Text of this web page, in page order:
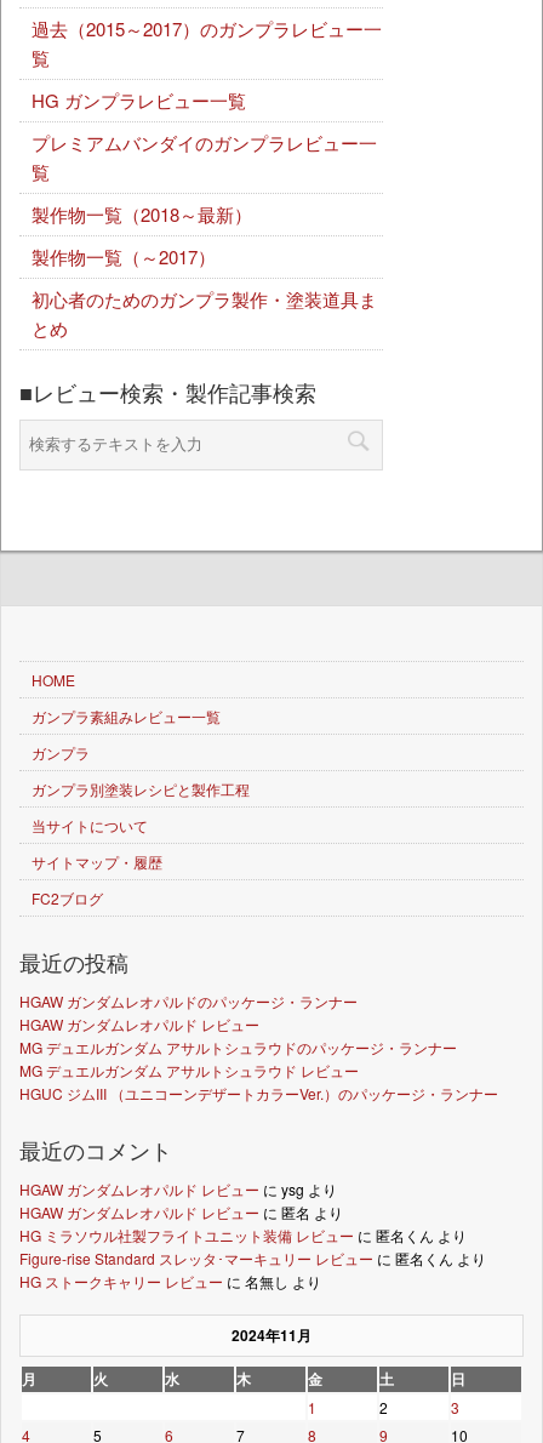
過去（2015～2017）のガンプラレビュー一
覧
HG ガンプラレビュー一覧
プレミアムバンダイのガンプラレビュー一
覧
製作物一覧（2018～最新）
製作物一覧（～2017）
初心者のためのガンプラ製作・塗装道具ま
とめ
■レビュー検索・製作記事検索
HOME
ガンプラ素組みレビュー一覧
ガンプラ
ガンプラ別塗装レシピと製作工程
当サイトについて
サイトマップ・履歴
FC2ブログ
最近の投稿
HGAW ガンダムレオパルドのパッケージ・ランナー
HGAW ガンダムレオパルド レビュー
MG デュエルガンダム アサルトシュラウドのパッケージ・ランナー
MG デュエルガンダム アサルトシュラウド レビュー
HGUC ジムIII （ユニコーンデザートカラーVer.）のパッケージ・ランナー
最近のコメント
HGAW ガンダムレオパルド レビュー に ysg より
HGAW ガンダムレオパルド レビュー に 匿名 より
HG ミラソウル社製フライトユニット装備 レビュー に 匿名くん より
Figure-rise Standard スレッタ･マーキュリー レビュー に 匿名くん より
HG ストークキャリー レビュー に 名無し より
2024年11月
月
火 水 木 金 土 日
1 2
3
4
5 6 7 8 9 10